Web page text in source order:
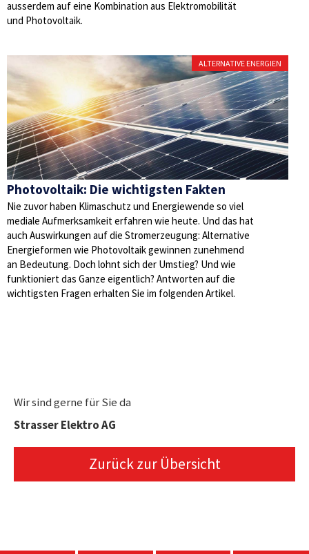
ausserdem auf eine Kombination aus Elektromobilität
und Photovoltaik.
ALTERNATIVE ENERGIEN
Photovoltaik: Die wichtigsten Fakten
Nie zuvor haben Klimaschutz und Energiewende so viel
mediale Aufmerksamkeit erfahren wie heute. Und das hat
auch Auswirkungen auf die Stromerzeugung: Alternative
Energieformen wie Photovoltaik gewinnen zunehmend
an Bedeutung. Doch lohnt sich der Umstieg? Und wie
funktioniert das Ganze eigentlich? Antworten auf die
wichtigsten Fragen erhalten Sie im folgenden Artikel.
Wir sind gerne für Sie da
Strasser Elektro AG
Zurück zur Übersicht